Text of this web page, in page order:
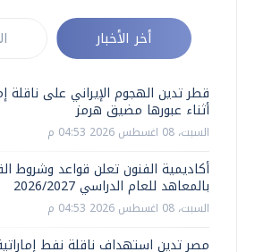
أخر الأخبار
قطر تدين الهجوم الإيراني على ناقلة
أثناء عبورها مضيق هرمز
السبت، 08 اغسطس 2026 04:53 م
أكاديمية الفنون تعلن قواعد وشروط
بالمعاهد للعام الدراسي 2026/2027
السبت، 08 اغسطس 2026 04:53 م
مصر تدين استهداف ناقلة نفط